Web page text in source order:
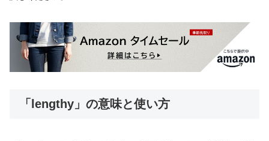
「lengthy」の意味と使い方